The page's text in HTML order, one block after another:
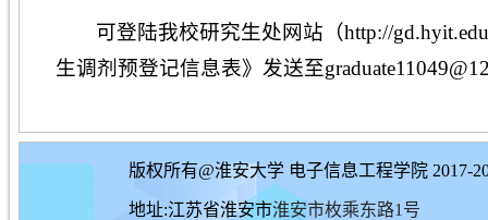
可登陆我校研究生处网站（http://
生调剂预登记信息表》发送至
版权所有@淮安大学 电子信息工程学院 2017-
地址:江苏省淮安市淮安市枚乘东路1号